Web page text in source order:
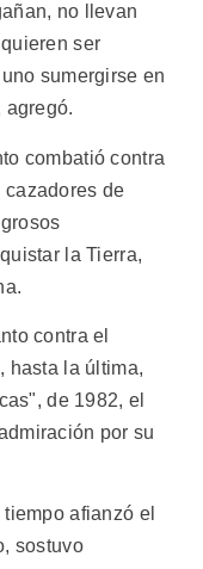
no llevan
ser
sumergirse en
agregó.
combatió contra
cazadores de
la Tierra,
contra el
hasta la última,
de 1982, el
por su
afianzó el
sostuvo